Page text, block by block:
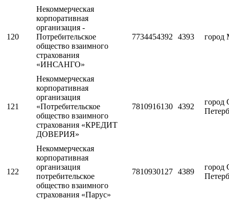
120
Некоммерческая
корпоративная
организация -
Потребительское
общество взаимного
страхования
«ИНСАНГО»
7734454392 4393 город
121
Некоммерческая
корпоративная
организация
«Потребительское
общество взаимного
страхования «КРЕДИТ
ДОВЕРИЯ»
7810916130 4392
город
122
Некоммерческая
корпоративная
организация
потребительское
общество взаимного
страхования «Парус»
7810930127 4389
город